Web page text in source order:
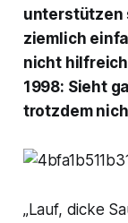
unterstützen
ziemlich
nicht
1998: Sieht
trotzdem
„Lauf, dicke